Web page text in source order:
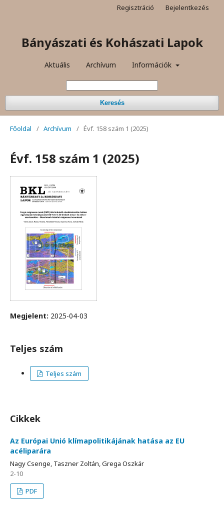
Bányászati és Kohászati Lapok
Aktuális Archívum Információk
Keresés
Regisztráció Bejelentkezés
Főoldal / Archívum / Évf. 158 szám 1 (2025)
Évf. 158 szám 1 (2025)
Megjelent: 2025-04-03
Teljes szám
Teljes szám
Cikkek
Az Európai Unió klímapolitikájának hatása az EU
acéliparára
Nagy Csenge, Taszner Zoltán, Grega Oszkár
2-10
PDF